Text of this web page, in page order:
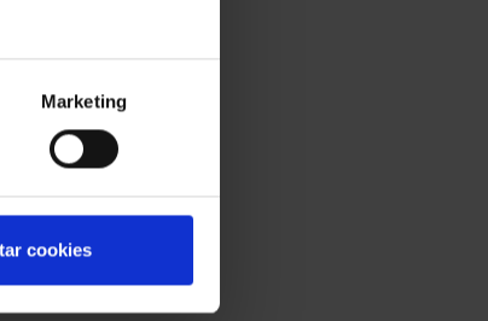
Marketing
cookies